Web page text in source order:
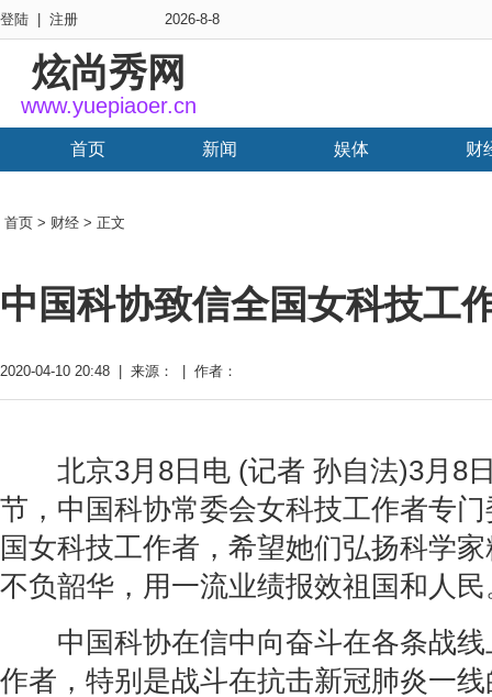
登陆 注册 2026-8-8
炫尚秀网
www.yuepiaoer.cn
首页 新闻 娱体 财
首页 > 财经 > 正文
中国科协致信全国女科技工
2020-04-10 20:48 | 来源： | 作者：
北京3月8日电 (记者 孙自法)3月8
节，中国科协常委会女科技工作者专
国女科技工作者，希望她们弘扬科学
不负韶华，用一流业绩报效祖国和人民
中国科协在信中向奋斗在各条战线
作者，特别是战斗在抗击新冠肺炎一